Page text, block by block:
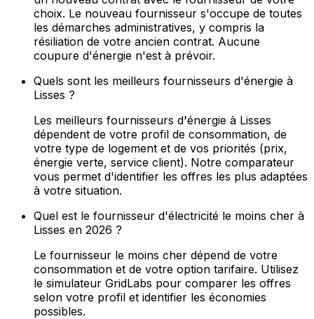
choix. Le nouveau fournisseur s'occupe de toutes
les démarches administratives, y compris la
résiliation de votre ancien contrat. Aucune
coupure d'énergie n'est à prévoir.
Quels sont les meilleurs fournisseurs d'énergie à
Lisses ?
Les meilleurs fournisseurs d'énergie à Lisses
dépendent de votre profil de consommation, de
votre type de logement et de vos priorités (prix,
énergie verte, service client). Notre comparateur
vous permet d'identifier les offres les plus adaptées
à votre situation.
Quel est le fournisseur d'électricité le moins cher à
Lisses en 2026 ?
Le fournisseur le moins cher dépend de votre
consommation et de votre option tarifaire. Utilisez
le simulateur GridLabs pour comparer les offres
selon votre profil et identifier les économies
possibles.